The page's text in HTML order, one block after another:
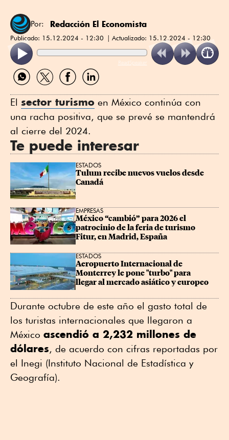
Por: Redacción El Economista
Publicado: 15.12.2024 - 12:30 Actualizado: 15.12.2024 - 12:30
ReadSpeaker
Compartir
por
Compartir
por
Compartir
por
Compartir
por
El sector turismo en México continúa con
una racha positiva, que se prevé se mantendrá
al cierre del 2024.
Te puede interesar
ESTADOS
Tulum recibe nuevos vuelos desde
Canadá
EMPRESAS
México “cambió” para 2026 el
patrocinio de la feria de turismo
Fitur, en Madrid, España
ESTADOS
Aeropuerto Internacional de
Monterrey le pone "turbo" para
llegar al mercado asiático y europeo
Durante octubre de este año el gasto total de
los turistas internacionales que llegaron a
México ascendió a 2,232 millones de
dólares, de acuerdo con cifras reportadas por
el Inegi (Instituto Nacional de Estadística y
Geografía).